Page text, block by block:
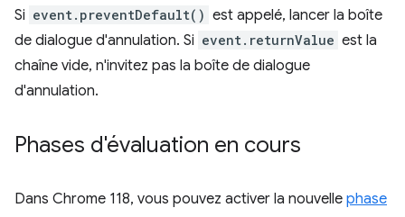
Si event.preventDefault() est appelé, lancer la boîte
de dialogue d'annulation. Si event.returnValue est la
chaîne vide, n'invitez pas la boîte de dialogue
d'annulation.
Phases d'évaluation en cours
Dans Chrome 118, vous pouvez activer la nouvelle phase